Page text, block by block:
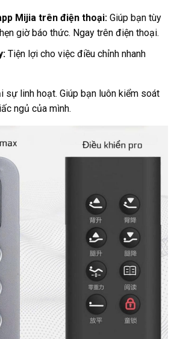
Mijia trên điện thoại:Giúp bạn tùy
giờ báo thức. Ngay trên điện thoại.
Tiện lợi cho việc điều chỉnh nhanh
sự linh hoạt. Giúp bạn luôn kiểm soát
ngủ của mình.